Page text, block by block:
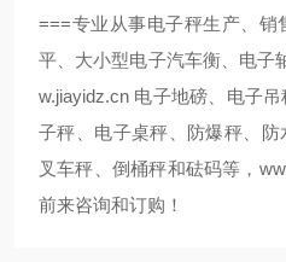
===专业从事电子秤生产、销
平、大小型电子汽车衡、电子
w.jiayidz.cn 电子地磅、电子
子秤、电子桌秤、防爆秤、防
叉车秤、倒桶秤和砝码等，
前来咨询和订购！